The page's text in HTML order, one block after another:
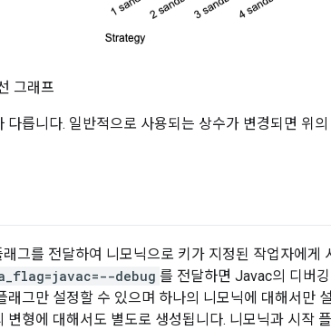
그래프
다릅니다. 일반적으로 사용되는 상수가 변경되면 위
래그를 전달하여 니모닉으로 키가 지정된 작업자에게
debug 를 전달하면 Javac의 디버
래그만 설정할 수 있으며 하나의 니모닉에 대해서만
변형에 대해서도 별도로 생성됩니다. 니모닉과 시작